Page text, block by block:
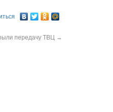
передачу ТВЦ →